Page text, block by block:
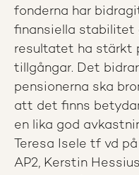
fonderna har
finansiella stabilitet
resultatet ha stärkt
tillgångar. Det
pensionerna ska
att det finns
en lika god
Teresa Isele tf vd
AP2, Kerstin